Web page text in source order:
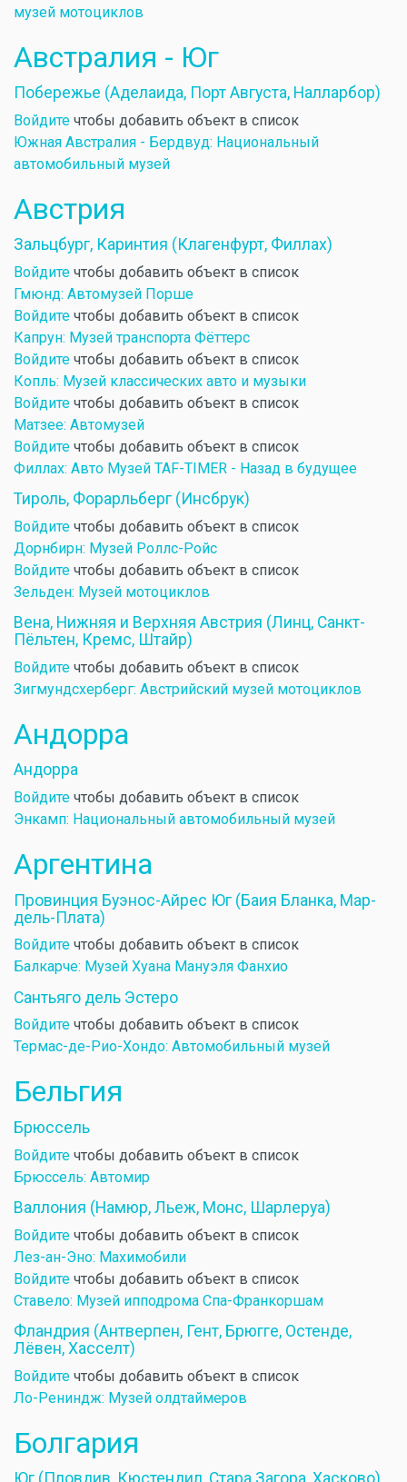
музей мотоциклов
Австралия - Юг
Побережье (Аделаида, Порт Августа, Налларбор)
Войдите чтобы добавить объект в список
Южная Австралия - Бердвуд: Национальный
автомобильный музей
Австрия
Зальцбург, Каринтия (Клагенфурт, Филлах)
Войдите чтобы добавить объект в список
Гмюнд: Автомузей Порше
Войдите чтобы добавить объект в список
Капрун: Музей транспорта Фёттерс
Войдите чтобы добавить объект в список
Копль: Музей классических авто и музыки
Войдите чтобы добавить объект в список
Матзее: Автомузей
Войдите чтобы добавить объект в список
Филлах: Авто Музей TAF-TIMER - Назад в будущее
Тироль, Форарльберг (Инсбрук)
Войдите чтобы добавить объект в список
Дорнбирн: Музей Роллс-Ройс
Войдите чтобы добавить объект в список
Зельден: Музей мотоциклов
Вена, Нижняя и Верхняя Австрия (Линц, Санкт-
Пёльтен, Кремс, Штайр)
Войдите чтобы добавить объект в список
Зигмундсхерберг: Австрийский музей мотоциклов
Андорра
Андорра
Войдите чтобы добавить объект в список
Энкамп: Национальный автомобильный музей
Аргентина
Провинция Буэнос-Айрес Юг (Баия Бланка, Мар-
дель-Плата)
Войдите чтобы добавить объект в список
Балкарче: Музей Хуана Мануэля Фанхио
Сантьяго дель Эстеро
Войдите чтобы добавить объект в список
Термас-де-Рио-Хондо: Автомобильный музей
Бельгия
Брюссель
Войдите чтобы добавить объект в список
Брюссель: Автомир
Валлония (Намюр, Льеж, Монс, Шарлеруа)
Войдите чтобы добавить объект в список
Лез-ан-Эно: Махимобили
Войдите чтобы добавить объект в список
Ставело: Музей ипподрома Спа-Франкоршам
Фландрия (Антверпен, Гент, Брюгге, Остенде,
Лёвен, Хасселт)
Войдите чтобы добавить объект в список
Ло-Рениндж: Музей олдтаймеров
Болгария